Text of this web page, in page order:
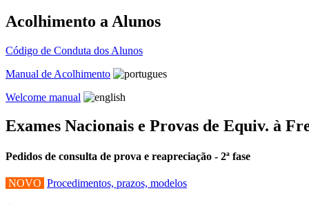
Acolhimento a Alunos
Código de Conduta dos Alunos
Manual de Acolhimento
Welcome manual
Exames Nacionais e Provas de Equiv. à
Pedidos de consulta de prova e reapreciação - 2ª fase
NOVO Procedimentos, prazos, modelos